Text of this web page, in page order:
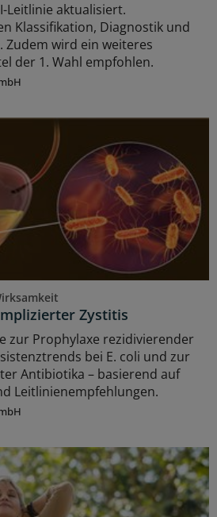
Leitlinie aktualisiert.
Klassifikation, Diagnostik und
Zudem wird ein weiteres
der 1. Wahl empfohlen.
Zystitis
zur Prophylaxe rezidivierender
bei E. coli und zur
Antibiotika – basierend auf
Leitlinienempfehlungen.